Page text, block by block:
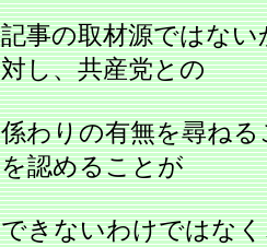
記事の取材源ではな
対し、共産党との
係わりの有無を尋ね
を認めることが
できないわけではな